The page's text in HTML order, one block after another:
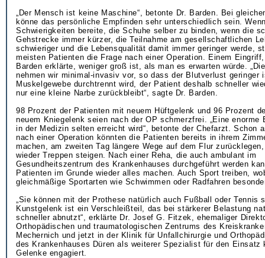
„Der Mensch ist keine Maschine“, betonte Dr. Barden. Bei
könne das persönliche Empfinden sehr unterschiedlich sein.
Schwierigkeiten bereite, die Schuhe selber zu binden, wenn die
Gehstrecke immer kürzer, die Teilnahme am gesellschaftlichen
schwieriger und die Lebensqualität damit immer geringer werde,
meisten Patienten die Frage nach einer Operation. Einem
Barden erklärte, weniger groß ist, als man es erwarten würde.
nehmen wir minimal-invasiv vor, so dass der Blutverlust geringer
Muskelgewebe durchtrennt wird, der Patient deshalb schneller
nur eine kleine Narbe zurückbleibt“, sagte Dr. Barden.
98 Prozent der Patienten mit neuem Hüftgelenk und 96 Prozent
neuem Kniegelenk seien nach der OP schmerzfrei. „Eine enorme
in der Medizin selten erreicht wird“, betonte der Chefarzt. Schon
nach einer Operation könnten die Patienten bereits in ihrem
machen, am zweiten Tag längere Wege auf dem Flur
wieder Treppen steigen. Nach einer Reha, die auch ambulant im
Gesundheitszentrum des Krankenhauses durchgeführt werden
Patienten im Grunde wieder alles machen. Auch Sport treiben,
gleichmäßige Sportarten wie Schwimmen oder Radfahren
„Sie können mit der Prothese natürlich auch Fußball oder Tennis
Kunstgelenk ist ein Verschleißteil, das bei stärkerer Belastung
schneller abnutzt“, erklärte Dr. Josef G. Fitzek, ehemaliger
Orthopädischen und traumatologischen Zentrums des
Mechernich und jetzt in der Klinik für Unfallchirurgie und
des Krankenhauses Düren als weiterer Spezialist für den Einsatz
Gelenke engagiert.